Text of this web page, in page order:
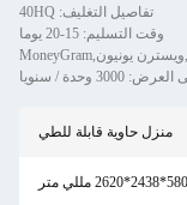
تفاصيل التغليف: 40HQ
وقت التسليم: 15-20 يوما
3000 وحدة / سنويا
منزل حاوية قابلة للطي
مللي متر